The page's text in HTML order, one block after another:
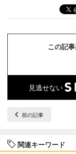
この記
見逃せない
前の記事
関連キーワード